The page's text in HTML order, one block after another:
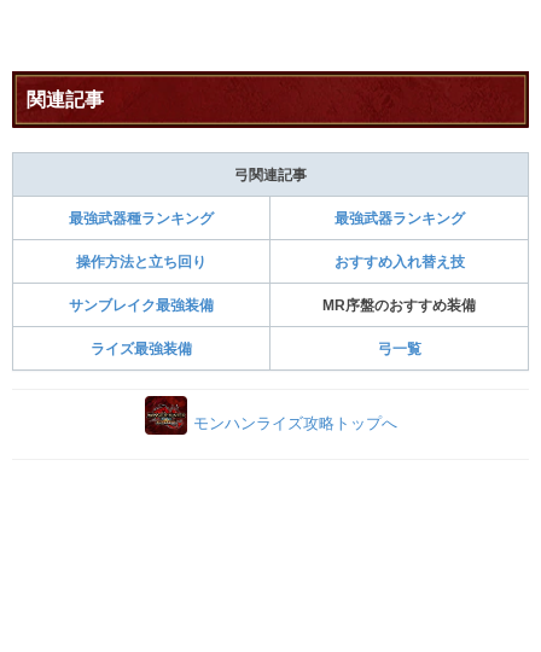
関連記事
弓関連記事
最強武器種ランキング 最強武器ランキング
操作方法と立ち回り おすすめ入れ替え技
サンブレイク最強装備 MR序盤のおすすめ装備
ライズ最強装備 弓一覧
モンハンライズ攻略トップへ